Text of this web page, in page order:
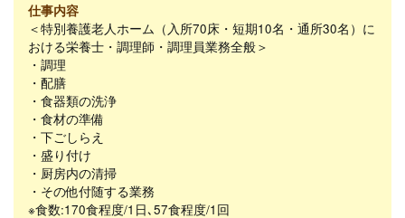
仕事内容
＜特別養護老人ホーム（入所70床・短期10名・通所30名）に
おける栄養士・調理師・調理員業務全般＞
・調理
・配膳
・食器類の洗浄
・食材の準備
・下ごしらえ
・盛り付け
・厨房内の清掃
・その他付随する業務
※食数:170食程度/1日､57食程度/1回